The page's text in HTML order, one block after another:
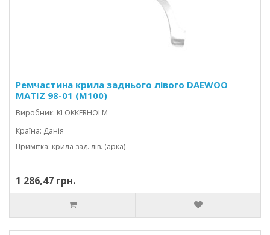
Ремчастина крила заднього лівого DAEWOO
MATIZ 98-01 (M100)
Виробник: KLOKKERHOLM
Країна: Данія
Примітка: крила зад. лів. (арка)
1 286,47 грн.